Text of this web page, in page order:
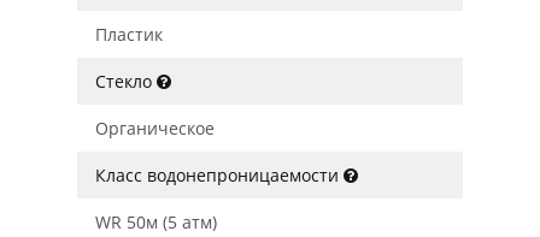
Пластик
Стекло
Органическое
Класс водонепроницаемости
WR 50м (5 атм)